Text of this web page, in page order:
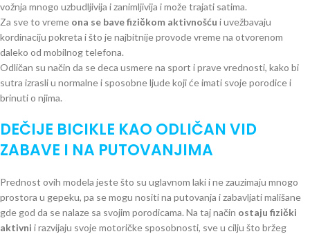
vožnja mnogo uzbudljivija i zanimljivija i može trajati satima.
Za sve to vreme ona se bave fizičkom aktivnošću i uvežbavaju
kordinaciju pokreta i što je najbitnije provode vreme na otvorenom
daleko od mobilnog telefona.
Odličan su način da se deca usmere na sport i prave vrednosti, kako bi
sutra izrasli u normalne i sposobne ljude koji će imati svoje porodice i
brinuti o njima.
DEČIJE BICIKLE KAO ODLIČAN VID
ZABAVE I NA PUTOVANJIMA
Prednost ovih modela jeste što su uglavnom laki i ne zauzimaju mnogo
prostora u gepeku, pa se mogu nositi na putovanja i zabavljati mališane
gde god da se nalaze sa svojim porodicama. Na taj način ostaju fizički
aktivni i razvijaju svoje motoričke sposobnosti, sve u cilju što bržeg